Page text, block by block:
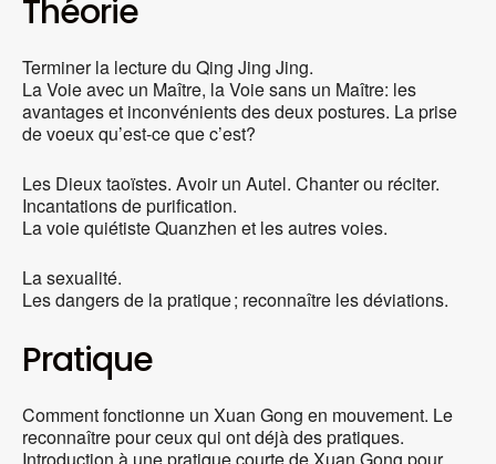
Théorie
Terminer la lecture du Qing Jing Jing.
La Voie avec un Maître, la Voie sans un Maître: les
avantages et inconvénients des deux postures. La prise
de voeux qu’est-ce que c’est?
Les Dieux taoïstes. Avoir un Autel. Chanter ou réciter.
Incantations de purification.
La voie quiétiste Quanzhen et les autres voies.
La sexualité.
Les dangers de la pratique ; reconnaître les déviations.
Pratique
Comment fonctionne un Xuan Gong en mouvement. Le
reconnaître pour ceux qui ont déjà des pratiques.